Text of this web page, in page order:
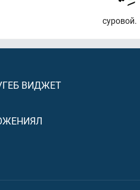
суровой.
ВИДЖЕТ